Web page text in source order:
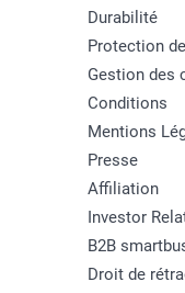
Durabilité
Protection
Gestion des
Conditions
Mentions
Presse
Affiliation
Investor
B2B
Droit de